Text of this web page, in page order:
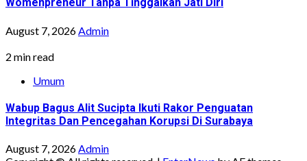
Womenpreneur Tanpa Tinggalkan Jati Diri
August 7, 2026 Admin
2 min read
Umum
Wabup Bagus Alit Sucipta Ikuti Rakor Penguatan
Integritas Dan Pencegahan Korupsi Di Surabaya
August 7, 2026Admin